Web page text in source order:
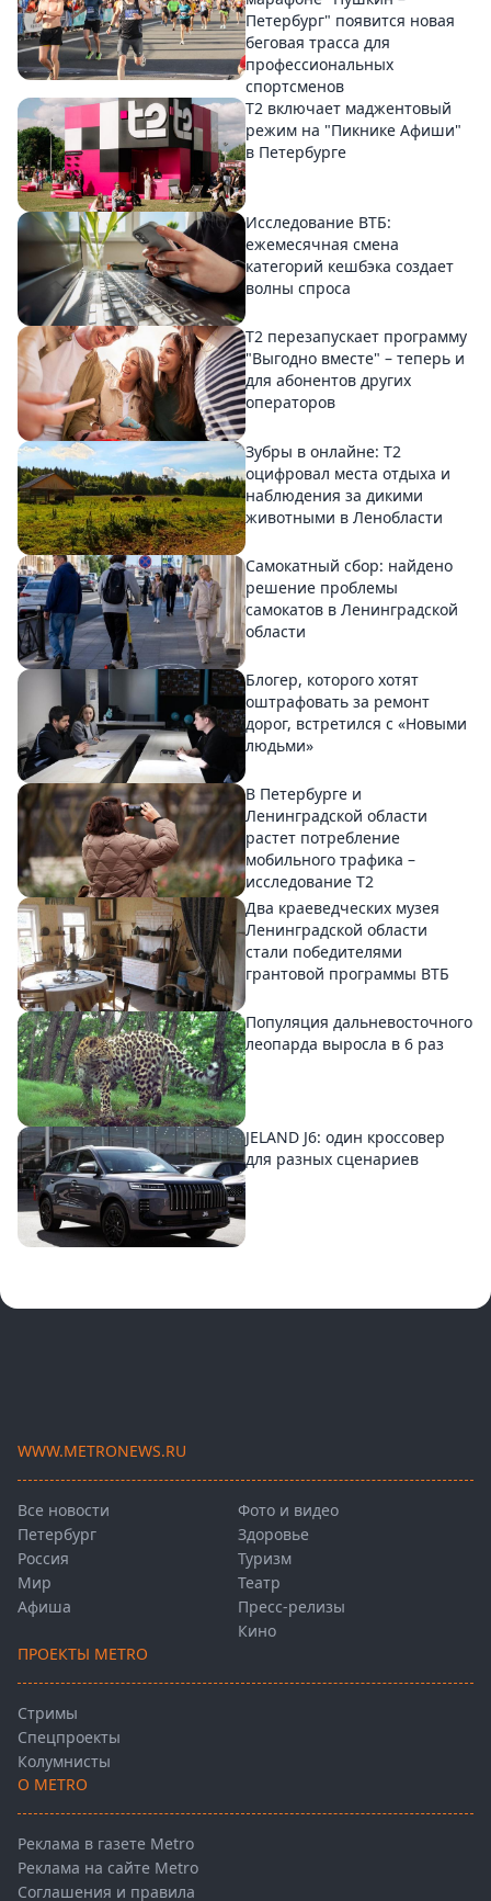
Петербург" появится новая
беговая трасса для
профессиональных
спортсменов
Т2 включает маджентовый
режим на "Пикнике Афиши"
в Петербурге
Исследование ВТБ:
ежемесячная смена
категорий кешбэка создает
волны спроса
Т2 перезапускает программу
"Выгодно вместе" – теперь и
для абонентов других
операторов
Зубры в онлайне: Т2
оцифровал места отдыха и
наблюдения за дикими
животными в Ленобласти
Самокатный сбор: найдено
решение проблемы
самокатов в Ленинградской
области
Блогер, которого хотят
оштрафовать за ремонт
дорог, встретился с «Новыми
людьми»
В Петербурге и
Ленинградской области
растет потребление
мобильного трафика –
исследование T2
Два краеведческих музея
Ленинградской области
стали победителями
грантовой программы ВТБ
Популяция дальневосточного
леопарда выросла в 6 раз
JELAND J6: один кроссовер
для разных сценариев
WWW.METRONEWS.RU
Все новости
Петербург
Россия
Мир
Афиша
Фото и видео
Здоровье
Туризм
Театр
Пресс-релизы
Кино
ПРОЕКТЫ METRO
Стримы
Спецпроекты
Колумнисты
О METRO
Реклама в газете Metro
Реклама на сайте Metro
Соглашения и правила